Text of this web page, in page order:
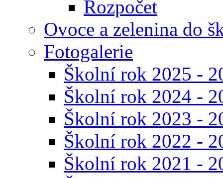
Rozpočet
Ovoce a zelenina do
Fotogalerie
Školní rok 2025 -
Školní rok 2024 -
Školní rok 2023 -
Školní rok 2022 -
Školní rok 2021 -